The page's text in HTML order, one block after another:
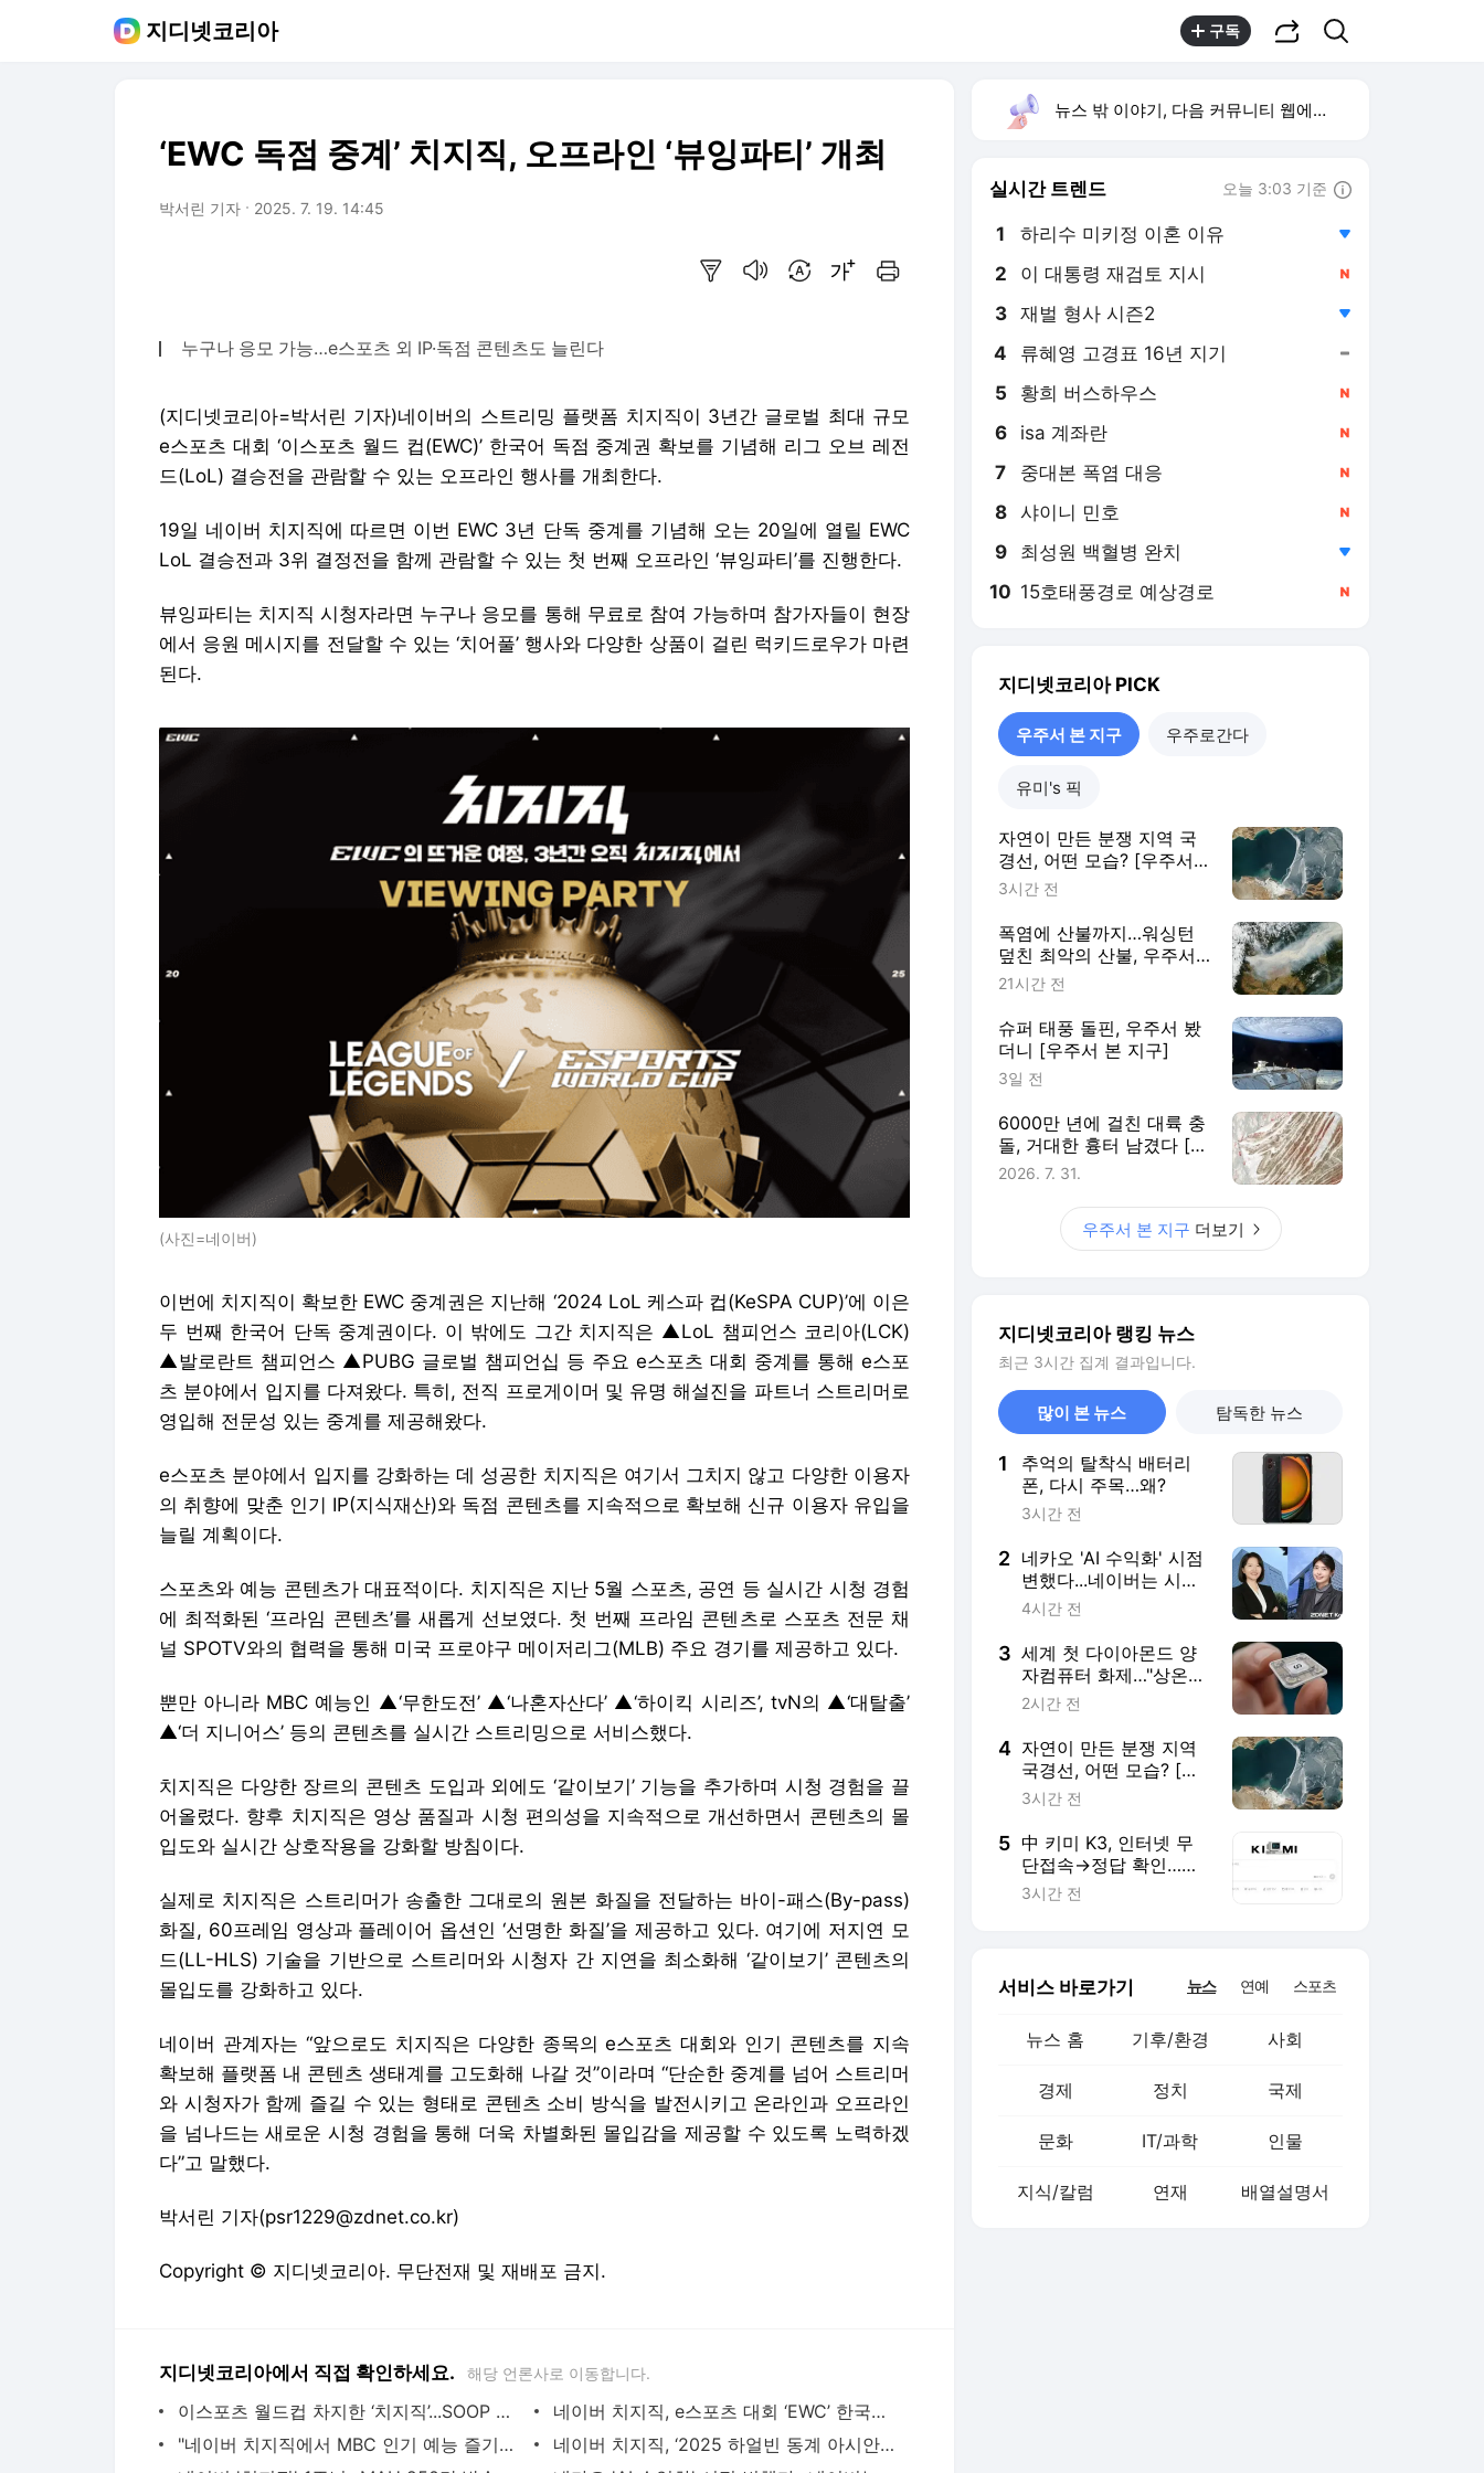
지디넷코리아 구독
‘EWC 독점 중계’ 치지직, 오프라인 ‘뷰잉파티’ 개최
박서린 기자 2025. 7. 19. 14:45
누구나 응모 가능…e스포츠 외 IP·독점 콘텐츠도 늘린다
(지디넷코리아=박서린 기자)네이버의 스트리밍 플랫폼 치지직이 3년간 글로벌 최대 규모
e스포츠 대회 ‘이스포츠 월드 컵(EWC)’ 한국어 독점 중계권 확보를 기념해 리그 오브 레전
드(LoL) 결승전을 관람할 수 있는 오프라인 행사를 개최한다.
19일 네이버 치지직에 따르면 이번 EWC 3년 단독 중계를 기념해 오는 20일에 열릴 EWC
LoL 결승전과 3위 결정전을 함께 관람할 수 있는 첫 번째 오프라인 ‘뷰잉파티’를 진행한다.
뷰잉파티는 치지직 시청자라면 누구나 응모를 통해 무료로 참여 가능하며 참가자들이 현장
에서 응원 메시지를 전달할 수 있는 ‘치어풀’ 행사와 다양한 상품이 걸린 럭키드로우가 마련
된다.
(사진=네이버)
이번에 치지직이 확보한 EWC 중계권은 지난해 ‘2024 LoL 케스파 컵(KeSPA CUP)’에 이은
두 번째 한국어 단독 중계권이다. 이 밖에도 그간 치지직은 ▲LoL 챔피언스 코리아(LCK)
▲발로란트 챔피언스 ▲PUBG 글로벌 챔피언십 등 주요 e스포츠 대회 중계를 통해 e스포
츠 분야에서 입지를 다져왔다. 특히, 전직 프로게이머 및 유명 해설진을 파트너 스트리머로
영입해 전문성 있는 중계를 제공해왔다.
e스포츠 분야에서 입지를 강화하는 데 성공한 치지직은 여기서 그치지 않고 다양한 이용자
의 취향에 맞춘 인기 IP(지식재산)와 독점 콘텐츠를 지속적으로 확보해 신규 이용자 유입을
늘릴 계획이다.
스포츠와 예능 콘텐츠가 대표적이다. 치지직은 지난 5월 스포츠, 공연 등 실시간 시청 경험
에 최적화된 ‘프라임 콘텐츠’를 새롭게 선보였다. 첫 번째 프라임 콘텐츠로 스포츠 전문 채
널 SPOTV와의 협력을 통해 미국 프로야구 메이저리그(MLB) 주요 경기를 제공하고 있다.
뿐만 아니라 MBC 예능인 ▲‘무한도전’ ▲‘나혼자산다’ ▲‘하이킥 시리즈’, tvN의 ▲‘대탈출’
▲‘더 지니어스’ 등의 콘텐츠를 실시간 스트리밍으로 서비스했다.
치지직은 다양한 장르의 콘텐츠 도입과 외에도 ‘같이보기’ 기능을 추가하며 시청 경험을 끌
어올렸다. 향후 치지직은 영상 품질과 시청 편의성을 지속적으로 개선하면서 콘텐츠의 몰
입도와 실시간 상호작용을 강화할 방침이다.
실제로 치지직은 스트리머가 송출한 그대로의 원본 화질을 전달하는 바이-패스(By-pass)
화질, 60프레임 영상과 플레이어 옵션인 ‘선명한 화질’을 제공하고 있다. 여기에 저지연 모
드(LL-HLS) 기술을 기반으로 스트리머와 시청자 간 지연을 최소화해 ‘같이보기’ 콘텐츠의
몰입도를 강화하고 있다.
네이버 관계자는 “앞으로도 치지직은 다양한 종목의 e스포츠 대회와 인기 콘텐츠를 지속
확보해 플랫폼 내 콘텐츠 생태계를 고도화해 나갈 것”이라며 “단순한 중계를 넘어 스트리머
와 시청자가 함께 즐길 수 있는 형태로 콘텐츠 소비 방식을 발전시키고 온라인과 오프라인
을 넘나드는 새로운 시청 경험을 통해 더욱 차별화된 몰입감을 제공할 수 있도록 노력하겠
다”고 말했다.
박서린 기자(psr1229@zdnet.co.kr)
Copyright © 지디넷코리아. 무단전재 및 재배포 금지.
지디넷코리아에서 직접 확인하세요. 해당 언론사로 이동합니다.
이스포츠 월드컵 차지한 ‘치지직’...SOOP 벽 넘을까
네이버 치지직, e스포츠 대회 ‘EWC’ 한국어 독점 생중계
"네이버 치지직에서 MBC 인기 예능 즐기세요"
네이버 치지직, ‘2025 하얼빈 동계 아시안게임’ 중계
뉴스 밖 이야기, 다음 커뮤니티 웹에서 보기
실시간 트렌드 오늘 3:03 기준
1 하리수 미키정 이혼 이유
2 이 대통령 재검토 지시
3 재벌 형사 시즌2
4 류혜영 고경표 16년 지기
5 황희 버스하우스
6 isa 계좌란
7 중대본 폭염 대응
8 샤이니 민호
9 최성원 백혈병 완치
10 15호태풍경로 예상경로
지디넷코리아PICK
우주서 본 지구 우주로간다
유미's 픽
자연이 만든 분쟁 지역 국
경선, 어떤 모습? [우주서
본 지구]
3시간 전
폭염에 산불까지…워싱턴
덮친 최악의 산불, 우주서
봤더니 [우주서 본 지구]
21시간 전
슈퍼 태풍 돌핀, 우주서 봤
더니 [우주서 본 지구]
3일 전
6000만 년에 걸친 대륙 충
돌, 거대한 흉터 남겼다 [우
주서 본 지구]
2026. 7. 31.
우주서 본 지구 더보기
지디넷코리아 랭킹 뉴스
최근 3시간 집계 결과입니다.
많이 본 뉴스 탐독한 뉴스
1
추억의 탈착식 배터리
폰, 다시 주목…왜?
3시간 전
2 네카오 'AI 수익화' 시점
변했다...네이버는 시작,
카카오는 내년
4시간 전
3 세계 첫 다이아몬드 양
자컴퓨터 화제…"상온에
서 작동"
2시간 전
4 자연이 만든 분쟁 지역
국경선, 어떤 모습? [우
주서 본 지구]
3시간 전
5 中 키미 K3, 인터넷 무
단접속→정답 확인…보
안 강화해야
3시간 전
서비스 바로가기 뉴스 연예 스포츠
뉴스 홈 기후/환경 사회
경제 정치 국제
문화 IT/과학 인물
지식/칼럼 연재 배열설명서